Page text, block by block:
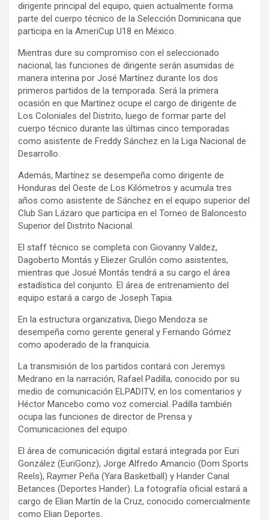
dirigente principal del equipo, quien actualmente forma
parte del cuerpo técnico de la Selección Dominicana que
participa en la AmeriCup U18 en México.
Mientras dure su compromiso con el seleccionado
nacional, las funciones de dirigente serán asumidas de
manera interina por José Martínez durante los dos
primeros partidos de la temporada. Será la primera
ocasión en que Martínez ocupe el cargo de dirigente de
Los Coloniales del Distrito, luego de formar parte del
cuerpo técnico durante las últimas cinco temporadas
como asistente de Freddy Sánchez en la Liga Nacional de
Desarrollo.
Además, Martínez se desempeña como dirigente de
Honduras del Oeste de Los Kilómetros y acumula tres
años como asistente de Sánchez en el equipo superior del
Club San Lázaro que participa en el Torneo de Baloncesto
Superior del Distrito Nacional.
El staff técnico se completa con Giovanny Valdez,
Dagoberto Montás y Eliezer Grullón como asistentes,
mientras que Josué Montás tendrá a su cargo el área
estadística del conjunto. El área de entrenamiento del
equipo estará a cargo de Joseph Tapia.
En la estructura organizativa, Diego Mendoza se
desempeña como gerente general y Fernando Gómez
como apoderado de la franquicia.
La transmisión de los partidos contará con Jeremys
Medrano en la narración, Rafael Padilla, conocido por su
medio de comunicación ELPADITV, en los comentarios y
Héctor Mancebo como voz comercial. Padilla también
ocupa las funciones de director de Prensa y
Comunicaciones del equipo.
El área de comunicación digital estará integrada por Euri
González (EuriGonz), Jorge Alfredo Amancio (Dom Sports
Reels), Raymer Peña (Yara Basketball) y Hander Canal
Betances (Deportes Hander). La fotografía oficial estará a
cargo de Elian Martín de la Cruz, conocido comercialmente
como Elian Deportes.